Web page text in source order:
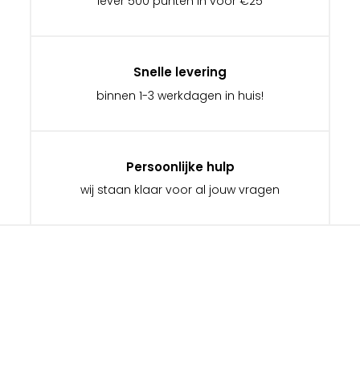
Snelle levering
binnen 1-3 werkdagen in huis!
Persoonlijke hulp
wij staan klaar voor al jouw vragen